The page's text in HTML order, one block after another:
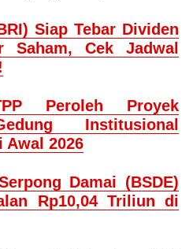
Siap Tebar Dividen
Saham, Cek Jadwal
Peroleh Proyek
Institusional
Awal 2026
Damai (BSDE)
Rp10,04 Triliun di